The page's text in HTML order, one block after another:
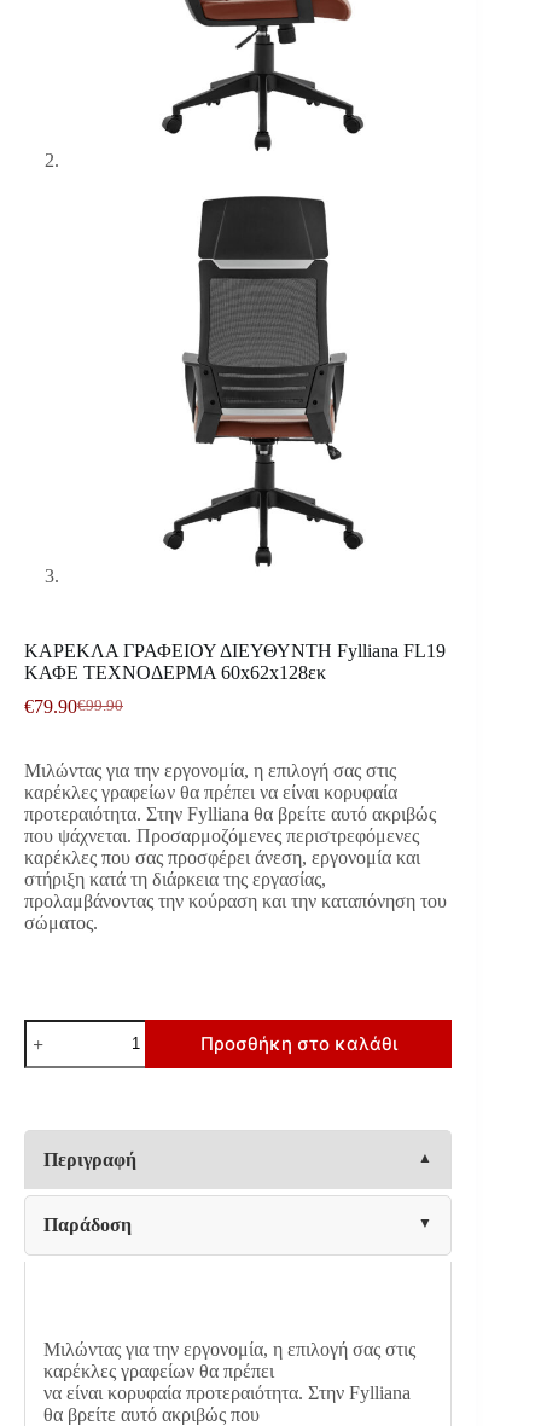
ΚΑΡΕΚΛΑ ΓΡΑΦΕΙΟΥ ΔΙΕΥΘΥΝΤΗ Fylliana FL19
ΚΑΦΕ ΤΕΧΝΟΔΕΡΜΑ 60x62x128εκ
€99.90
Original
€99.90.
€79.90Η
είναι:
€79.90.
Μιλώντας για την εργονομία, η επιλογή σας στις
καρέκλες γραφείων θα πρέπει να είναι κορυφαία
προτεραιότητα. Στην Fylliana θα βρείτε αυτό ακριβώς
που ψάχνεται. Προσαρμοζόμενες περιστρεφόμενες
καρέκλες που σας προσφέρει άνεση, εργονομία και
στήριξη κατά τη διάρκεια της εργασίας,
προλαμβάνοντας την κούραση και την καταπόνηση του
σώματος.
ΚΑΡΕΚΛΑ
ΓΡΑΦΕΙΟΥ
ΔΙΕΥΘΥΝΤΗ
ΚΑΦΕ
ΤΕΧΝΟΔΕΡΜΑ
60x62x128εκ
ποσότητα
Προσθήκη στο καλάθι
Περιγραφή
Παράδοση
Μιλώντας για την εργονομία, η επιλογή σας στις
καρέκλες γραφείων θα πρέπει
να είναι κορυφαία προτεραιότητα. Στην Fylliana
θα βρείτε αυτό ακριβώς που